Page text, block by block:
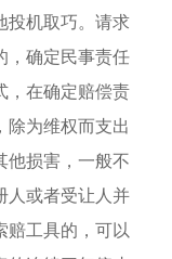
投机取巧。请求
，确定民事责任
，在确定赔偿责
除为维权而支出
他损害，一般不
人或者受让人并
赔工具的，可以